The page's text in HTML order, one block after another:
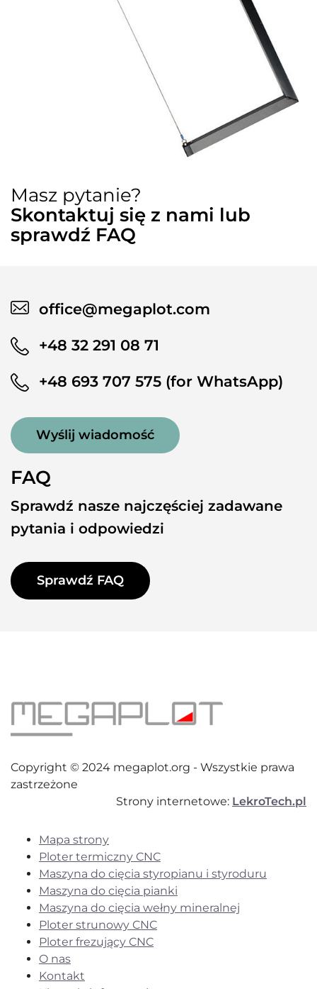
Masz pytanie?
Skontaktuj się z nami lub
sprawdź FAQ
office@megaplot.com
+48 32 291 08 71
+48 693 707 575 (for WhatsApp)
Wyślij wiadomość
FAQ
Sprawdź nasze najczęściej zadawane
pytania i odpowiedzi
Sprawdź FAQ
Copyright © 2024 megaplot.org - Wszystkie prawa
zastrzeżone
Strony internetowe: LekroTech.pl
Mapa strony
Ploter termiczny CNC
Maszyna do cięcia styropianu i styroduru
Maszyna do cięcia pianki
Maszyna do cięcia wełny mineralnej
Ploter strunowy CNC
Ploter frezujący CNC
O nas
Kontakt